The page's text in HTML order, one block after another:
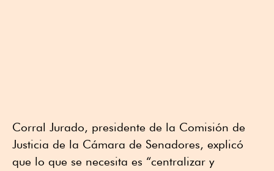
Corral Jurado, presidente de la Comisión de
Justicia de la Cámara de Senadores, explicó
que lo que se necesita es “centralizar y